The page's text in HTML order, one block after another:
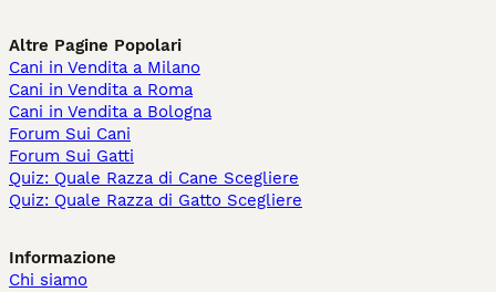
Altre Pagine Popolari
Cani in Vendita a Milano
Cani in Vendita a Roma
Cani in Vendita a Bologna
Forum Sui Cani
Forum Sui Gatti
Quiz: Quale Razza di Cane Scegliere
Quiz: Quale Razza di Gatto Scegliere
Informazione
Chi siamo